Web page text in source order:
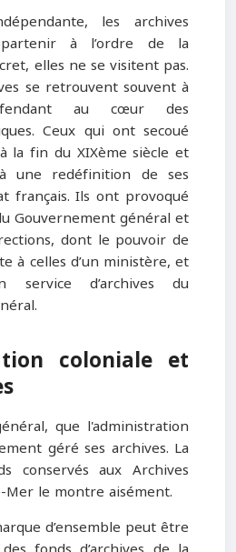
les archives
à l’ordre de la
elles ne se visitent pas.
se retrouvent souvent à
au cœur des
Ceux qui ont secoué
la fin du XIXème siècle et
une redéfinition de ses
français. Ils ont provoqué
Gouvernement général et
dont le pouvoir de
à celles d’un ministère, et
service d’archives du
coloniale et
que l'administration
géré ses archives. La
conservés aux Archives
Mer le montre aisément.
d’ensemble peut être